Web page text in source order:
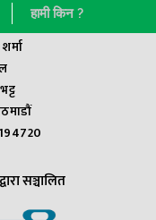
हामी किन ?
सञ्चालित